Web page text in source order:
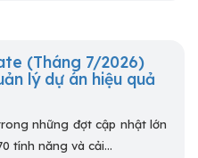
(Tháng 7/2026)
lý dự án hiệu quả
những đợt cập nhật lớn
tính năng và cải...